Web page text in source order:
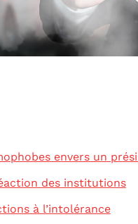
envers un
des institutions
à l’intolérance